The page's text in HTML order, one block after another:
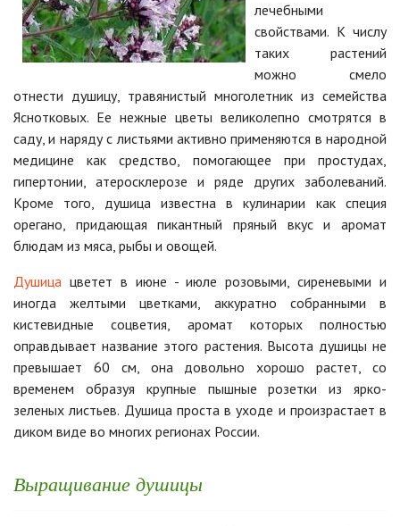
лечебными
свойствами. К числу
таких растений
можно смело
отнести душицу, травянистый многолетник из семейства
Яснотковых. Ее нежные цветы великолепно смотрятся в
саду, и наряду с листьями активно применяются в народной
медицине как средство, помогающее при простудах,
гипертонии, атеросклерозе и ряде других заболеваний.
Кроме того, душица известна в кулинарии как специя
орегано, придающая пикантный пряный вкус и аромат
блюдам из мяса, рыбы и овощей.
Душица цветет в июне - июле розовыми, сиреневыми и
иногда желтыми цветками, аккуратно собранными в
кистевидные соцветия, аромат которых полностью
оправдывает название этого растения. Высота душицы не
превышает 60 см, она довольно хорошо растет, со
временем образуя крупные пышные розетки из ярко-
зеленых листьев. Душица проста в уходе и произрастает в
диком виде во многих регионах России.
Выращивание душицы